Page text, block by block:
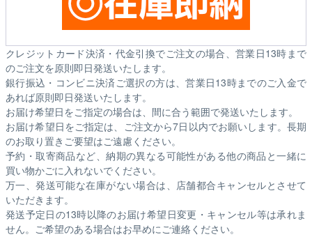
クレジットカード決済・代金引換でご注文の場合、営業日13時まで
のご注文を原則即日発送いたします。
銀行振込・コンビニ決済ご選択の方は、営業日13時までのご入金で
あれば原則即日発送いたします。
お届け希望日をご指定の場合は、間に合う範囲で発送いたします。
お届け希望日をご指定は、ご注文から7日以内でお願いします。長期
のお取り置きご要望はご遠慮ください。
予約・取寄商品など、納期の異なる可能性がある他の商品と一緒に
買い物かごに入れないでください。
万一、発送可能な在庫がない場合は、店舗都合キャンセルとさせて
いただきます。
発送予定日の13時以降のお届け希望日変更・キャンセル等は承れま
せん。ご希望のある場合はお早めにご連絡ください。